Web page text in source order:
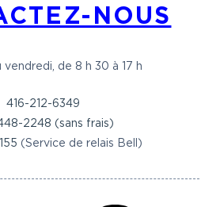
NOUS
vendredi, de 8 h 30 à 17 h
416-212-6349
2248 (sans frais)
(Service de relais Bell)